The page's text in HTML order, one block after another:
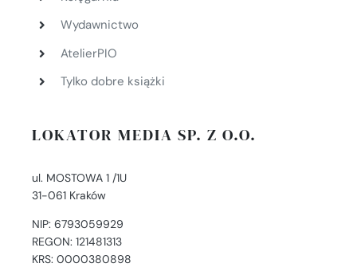
Wydawnictwo
AtelierPIO
Tylko dobre książki
LOKATOR MEDIA SP. Z O.O.
ul. MOSTOWA 1 /1U
31-061 Kraków
NIP: 6793059929
REGON: 121481313
KRS: 0000380898